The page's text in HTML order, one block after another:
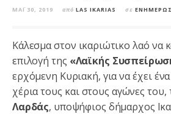
ΜΆΙ 30, 2019 από LAS IKARIAS σε
Kάλεσμα στον ικαριώτικο λαό να
επιλογή της «Λαϊκής
ερχόμενη Κυριακή, για να έχει
χέρια τους και στους αγώνες του,
Λαρδάς, υποψήφιος δήμαρχος